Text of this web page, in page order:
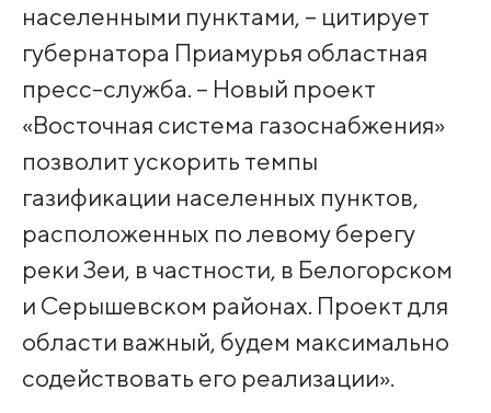
населенными пунктами, – цитирует
губернатора Приамурья областная
пресс-служба. – Новый проект
«Восточная система газоснабжения»
позволит ускорить темпы
газификации населенных пунктов,
расположенных по левому берегу
реки Зеи, в частности, в Белогорском
и Серышевском районах. Проект для
области важный, будем максимально
содействовать его реализации».